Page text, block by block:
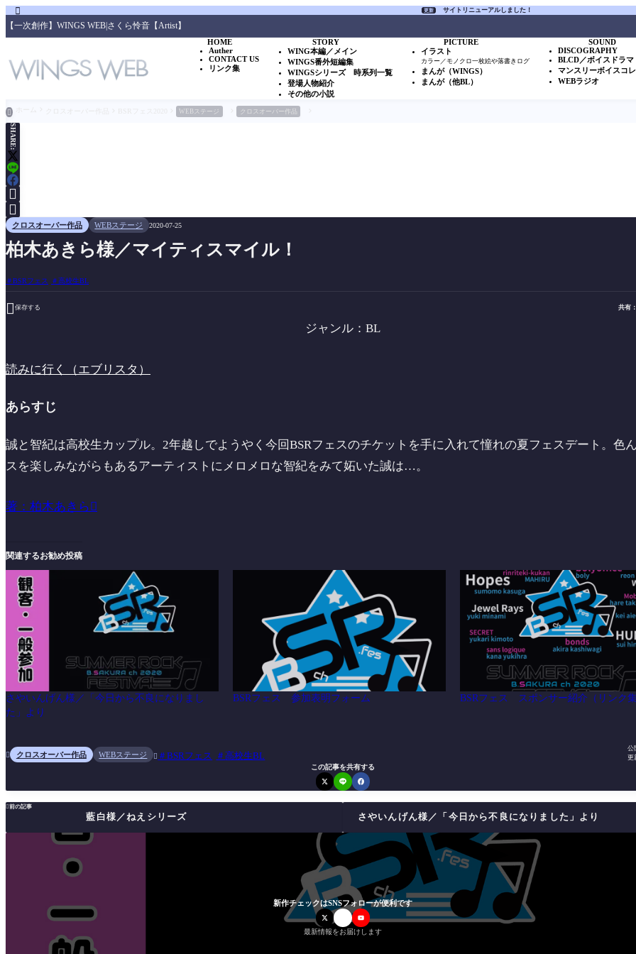
 更新 サイトリニューアルしました！
【一次創作】WINGS WEB|さくら怜音【Artist】
HOME
Auther
CONTACT US
リンク集
STORY
WING本編／メイン
WINGS番外短編集
WINGSシリーズ 時系列一覧
登場人物紹介
その他の小説
PICTURE
イラスト
カラー／モノクロ一枚絵や落書きログ
まんが（WINGS）
まんが（他BL）
SOUND
DISCOGRAPHY
BLCD／ボイスドラマ
マンスリーボイスコ
WEBラジオ
 BSRフェス2020 WEBステージ クロスオーバー作品
SHARE:


クロスオーバー作品 WEBステージ 2020-07-25
柏木あきら様／マイティスマイル！
BSRフェス 高校生BL
 保存する 共有
ジャンル：BL
読みに行く（エブリスタ）
あらすじ
誠と智紀は高校生カップル。2年越しでようやく今回BSRフェスのチケットを手に入れて憧れの夏フェスデート。色
スを楽しみながらもあるアーティストにメロメロな智紀をみて妬いた誠は…。
著：柏木あきら
関連するお勧め投稿
さやいんげん様／「今日から不良になりまし
た」より
BSRフェス 参加表明フォーム BSRフェス スポンサー紹介（リンク
 クロスオーバー作品 WEBステージ  BSRフェス 高校生BL
公
更
この記事を共有する
前の記事
藍白様／ねえシリーズ さやいんげん様／「今日から不良になりました」より
新作チェックはSNSフォローが便利です
最新情報をお届けします